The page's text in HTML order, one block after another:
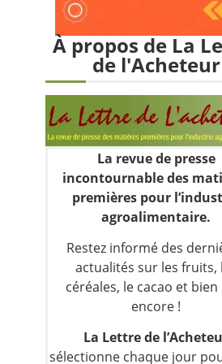
À propos de La
de l'Acheteur
La revue de presse
incontournable des
premières pour
agroalimentaire.
Restez informé des
actualités sur les fruits,
céréales, le cacao et bien
encore !
La Lettre de
sélectionne chaque jour